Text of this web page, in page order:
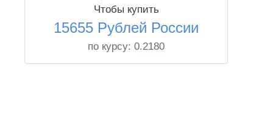
Чтобы купить
15655 Рублей России
по курсу: 0.2180